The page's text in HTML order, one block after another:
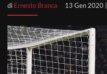
di Ernesto Branca 13 Gen 2020